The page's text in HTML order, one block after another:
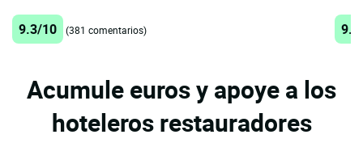
9.3/10 (381 comentarios)
Acumule euros y apoye a los
hoteleros restauradores